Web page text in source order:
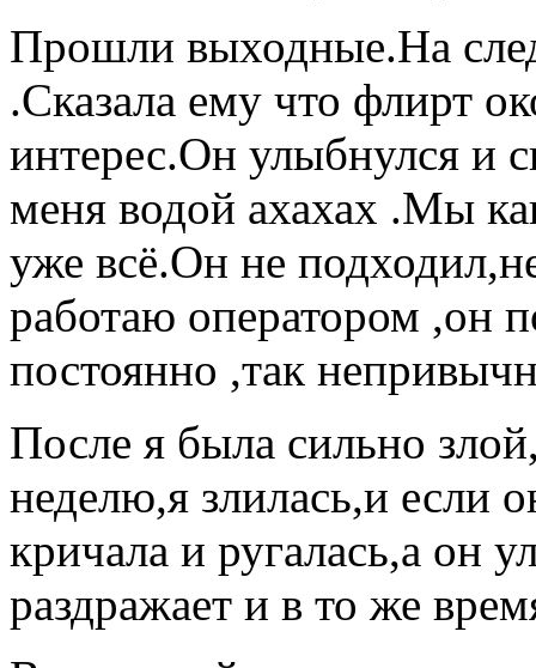
Прошли выходные.На
.Сказала ему что флирт
интерес.Он улыбнулся и
меня водой ахахах .Мы
уже всё.Он не
работаю оператором ,он
постоянно ,так
После я была сильно
неделю,я злилась,и если
кричала и ругалась,а он
раздражает и в то же